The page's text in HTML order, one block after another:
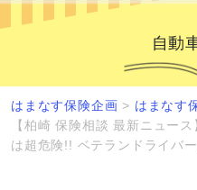
自動
はまなす保険企画 > はまなす
【柏崎 保険相談 最新ニュー
は超危険!! ベテランドライバ